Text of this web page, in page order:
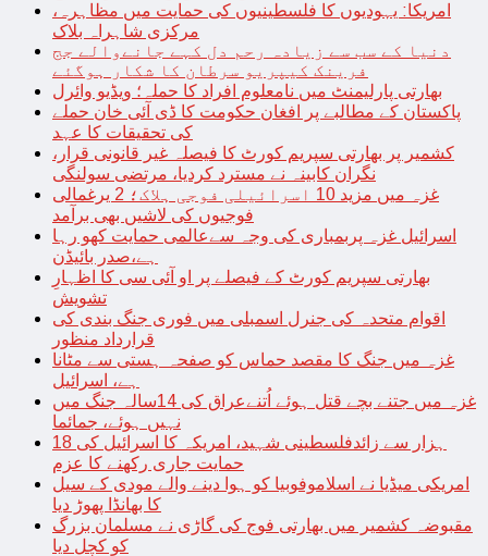
امریکا: یہودیوں کا فلسطینیوں کی حمایت میں مظاہرہ،
مرکزی شاہراہ بلاک
دنیا کے سب سے زیادہ رحم دل کہے جانےوالے جج
فرینک کیپریو سرطان کا شکار ہوگئے
بھارتی پارلیمنٹ میں نامعلوم افراد کا حملہ؛ ویڈیو وائرل
پاکستان کے مطالبے پر افغان حکومت کا ڈی آئی خان حملے
کی تحقیقات کا عہد
کشمیر پر بھارتی سپریم کورٹ کا فیصلہ غیر قانونی قرار،
نگران کابینہ نے مسترد کردیا، مرتضی سولنگی
غزہ میں مزید 10 اسرائیلی فوجی ہلاک؛ 2 یرغمالی
فوجیوں کی لاشیں بھی برآمد
اسرائیل غزہ پربمباری کی وجہ سےعالمی حمایت کھو رہا
ہے،صدر بائیڈن
بھارتی سپریم کورٹ کے فیصلے پر او آئی سی کا اظہارِ
تشویش
اقوام متحدہ کی جنرل اسمبلی میں فوری جنگ بندی کی
قرارداد منظور
غزہ میں جنگ کا مقصد حماس کو صفحہ ہستی سے مٹانا
ہے، اسرائیل
غزہ میں جتنے بچے قتل ہوئے اُتنےعراق کی 14سالہ جنگ میں
نہیں ہوئے، جمائما
18 ہزار سے زائدفلسطینی شہید، امریکہ کا اسرائیل کی
حمایت جاری رکھنے کا عزم
امریکی میڈیا نے اسلاموفوبیا کو ہوا دینے والے مودی کے سیل
کا بھانڈا پھوڑ دیا
مقبوضہ کشمیر میں بھارتی فوج کی گاڑی نے مسلمان بزرگ
کو کچل دیا